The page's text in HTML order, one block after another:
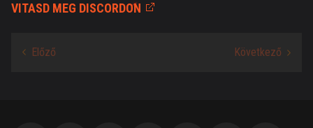
VITASD MEG DISCORDON